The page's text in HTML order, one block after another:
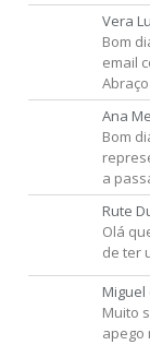
Vera
Bom
email
Ana
Bom
a
Rute
Olá
de ter
Miguel
Muito
apego